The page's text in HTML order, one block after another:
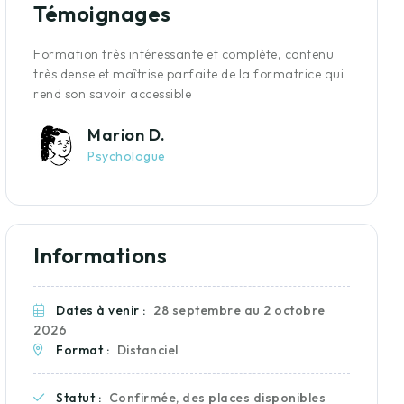
Témoignages
Formation très intéressante et complète, contenu
très dense et maîtrise parfaite de la formatrice qui
rend son savoir accessible
Marion D.
Psychologue
Informations
Dates à venir : 28 septembre au 2 octobre
2026
Format : Distanciel
Statut : Confirmée, des places disponibles